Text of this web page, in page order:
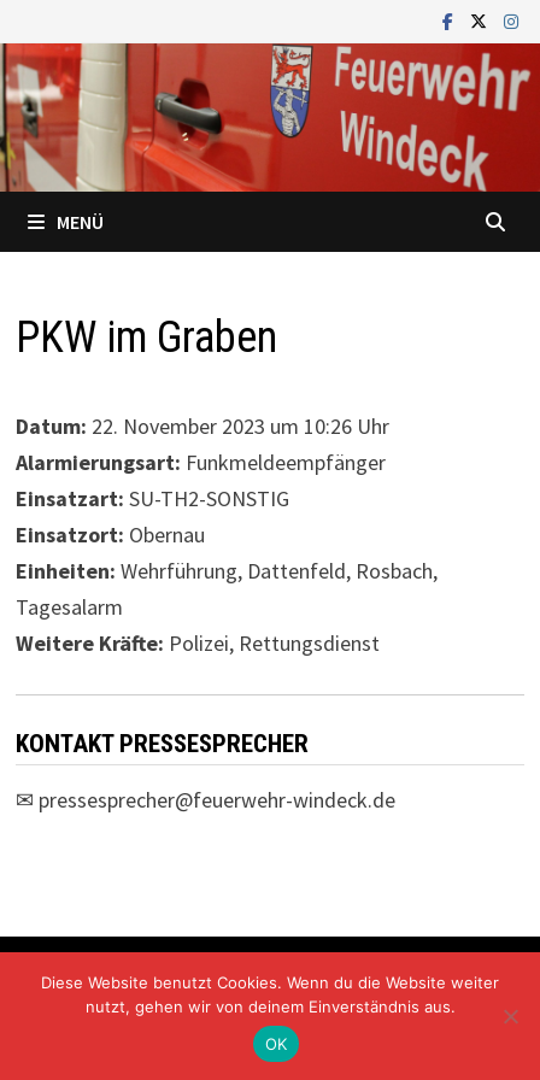
Inhalt
springen
MENÜ
PKW im Graben
Datum: 22. November 2023 um 10:26 Uhr
Alarmierungsart: Funkmeldeempfänger
Einsatzart: SU-TH2-SONSTIG
Einsatzort: Obernau
Einheiten: Wehrführung, Dattenfeld, Rosbach,
Tagesalarm
Weitere Kräfte: Polizei, Rettungsdienst
KONTAKT PRESSESPRECHER
✉ pressesprecher@feuerwehr-windeck.de
Freiwillige Feuerwehr Windeck Mit Stolz präsentiert von
WordPressundBam.
Diese Website benutzt Cookies. Wenn du die Website weiter
nutzt, gehen wir von deinem Einverständnis aus.
OK